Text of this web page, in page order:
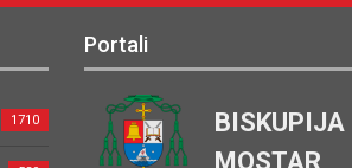
1710
Portali
BISKUPIJA
MOSTAR